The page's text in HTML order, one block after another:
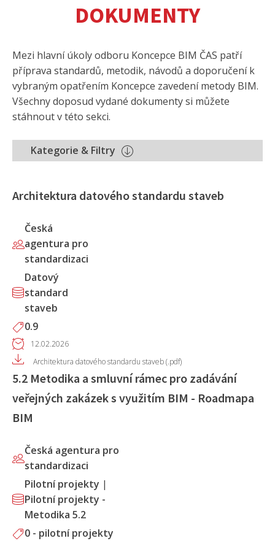
DOKUMENTY
Mezi hlavní úkoly odboru Koncepce BIM ČAS patří
příprava standardů, metodik, návodů a doporučení k
vybraným opatřením Koncepce zavedení metody BIM.
Všechny doposud vydané dokumenty si můžete
stáhnout v této sekci.
Kategorie & Filtry
Architektura datového standardu staveb
Česká
agentura pro
standardizaci
Datový
standard
staveb
0.9
12.02.2026
Architektura datového standardu staveb (.pdf)
5.2 Metodika a smluvní rámec pro zadávání
veřejných zakázek s využitím BIM - Roadmapa
BIM
Česká agentura pro
standardizaci
Pilotní projekty |
Pilotní projekty -
Metodika 5.2
0 - pilotní projekty